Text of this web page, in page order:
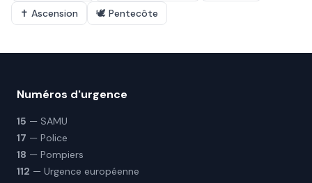
✝️ Ascension 🕊️ Pentecôte
Numéros d'urgence
15 — SAMU
17 — Police
18 — Pompiers
112 — Urgence européenne